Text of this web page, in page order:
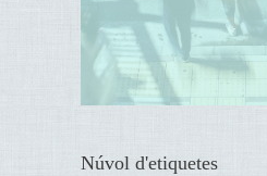
Núvol d'etiquetes